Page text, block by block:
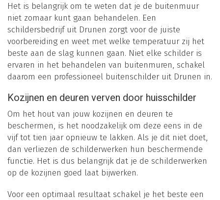
Het is belangrijk om te weten dat je de buitenmuur
niet zomaar kunt gaan behandelen. Een
schildersbedrijf uit Drunen zorgt voor de juiste
voorbereiding en weet met welke temperatuur zij het
beste aan de slag kunnen gaan. Niet elke schilder is
ervaren in het behandelen van buitenmuren, schakel
daarom een professioneel buitenschilder uit Drunen in.
Kozijnen en deuren verven door huisschilder
Om het hout van jouw kozijnen en deuren te
beschermen, is het noodzakelijk om deze eens in de
vijf tot tien jaar opnieuw te lakken. Als je dit niet doet,
dan verliezen de schilderwerken hun beschermende
functie. Het is dus belangrijk dat je de schilderwerken
op de kozijnen goed laat bijwerken.
Voor een optimaal resultaat schakel je het beste een